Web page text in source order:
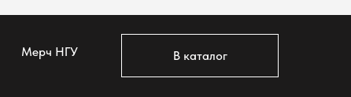
В каталог
Мерч НГУ